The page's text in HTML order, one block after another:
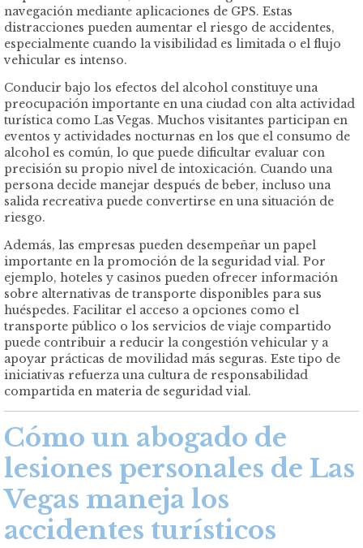
navegación mediante aplicaciones de GPS. Estas
distracciones pueden aumentar el riesgo de accidentes,
especialmente cuando la visibilidad es limitada o el flujo
vehicular es intenso.
Conducir bajo los efectos del alcohol constituye una
preocupación importante en una ciudad con alta actividad
turística como Las Vegas. Muchos visitantes participan en
eventos y actividades nocturnas en los que el consumo de
alcohol es común, lo que puede dificultar evaluar con
precisión su propio nivel de intoxicación. Cuando una
persona decide manejar después de beber, incluso una
salida recreativa puede convertirse en una situación de
riesgo.
Además, las empresas pueden desempeñar un papel
importante en la promoción de la seguridad vial. Por
ejemplo, hoteles y casinos pueden ofrecer información
sobre alternativas de transporte disponibles para sus
huéspedes. Facilitar el acceso a opciones como el
transporte público o los servicios de viaje compartido
puede contribuir a reducir la congestión vehicular y a
apoyar prácticas de movilidad más seguras. Este tipo de
iniciativas refuerza una cultura de responsabilidad
compartida en materia de seguridad vial.
Cómo un abogado de
lesiones personales de Las
Vegas maneja los
accidentes turísticos